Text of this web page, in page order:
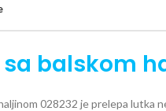
balskom
028232je prelepa lutka